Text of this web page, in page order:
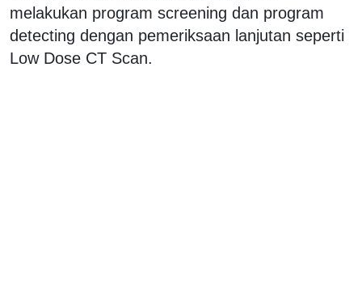
melakukan program screening dan program
detecting dengan pemeriksaan lanjutan seperti
Low Dose CT Scan.